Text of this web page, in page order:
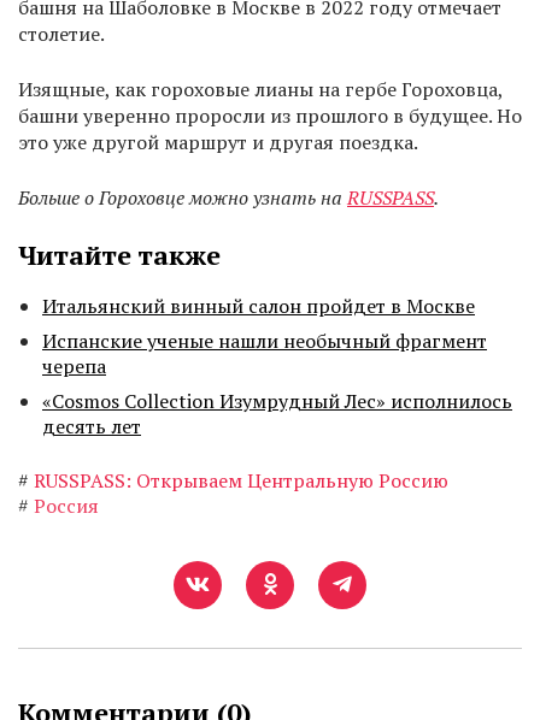
башня на Шаболовке в Москве в 2022 году отмечает
столетие.
Изящные, как гороховые лианы на гербе Гороховца,
башни уверенно проросли из прошлого в будущее. Но
это уже другой маршрут и другая поездка.
Больше о Гороховце можно узнать наRUSSPASS.
Читайте также
Итальянский винный салон пройдет в Москве
Испанские ученые нашли необычный фрагмент
черепа
«Cosmos Collection Изумрудный Лес» исполнилось
десять лет
# RUSSPASS: Открываем Центральную Россию
# Россия
Комментарии (0)